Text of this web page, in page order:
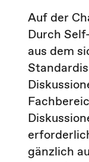
Auf der
Durch
aus dem
gänzlich